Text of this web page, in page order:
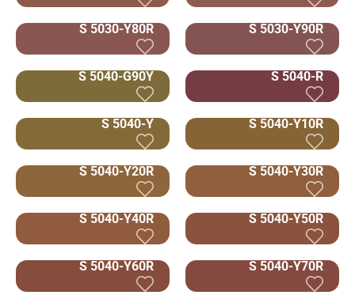
S 5030-Y80R S 5030-Y90R
S 5040-G90Y S 5040-R
S 5040-Y S 5040-Y10R
S 5040-Y20R S 5040-Y30R
S 5040-Y40R S 5040-Y50R
S 5040-Y60R S 5040-Y70R